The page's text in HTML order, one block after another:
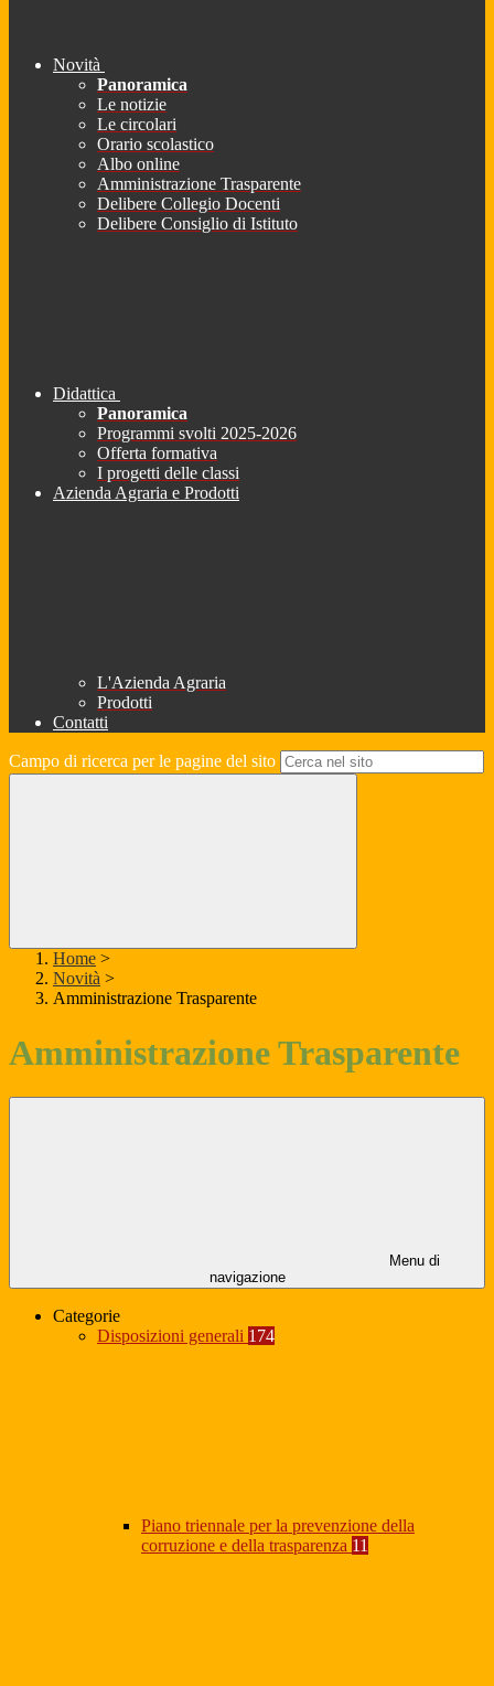
Novità
Panoramica
Le notizie
Le circolari
Orario scolastico
Albo online
Amministrazione Trasparente
Delibere Collegio Docenti
Delibere Consiglio di Istituto
Didattica
Panoramica
Programmi svolti 2025-2026
Offerta formativa
I progetti delle classi
Azienda Agraria e Prodotti
L'Azienda Agraria
Prodotti
Contatti
Campo di ricerca per le pagine del sito
Home >
Novità >
Amministrazione Trasparente
Amministrazione Trasparente
Menu di
navigazione
Categorie
Disposizioni generali 174
Piano triennale per la prevenzione della
corruzione e della trasparenza 11